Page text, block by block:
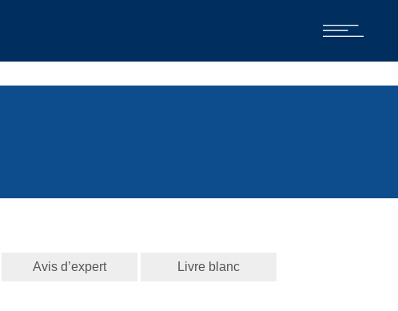
Avis d’expert Livre blanc